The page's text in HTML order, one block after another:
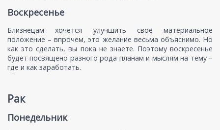
Воскресенье
Близнецам хочется улучшить своё материальное
положение – впрочем, это желание весьма объяснимо. Но
как это сделать, вы пока не знаете. Поэтому воскресенье
будет посвящено разного рода планам и мыслям на тему –
где и как заработать.
Рак
Понедельник